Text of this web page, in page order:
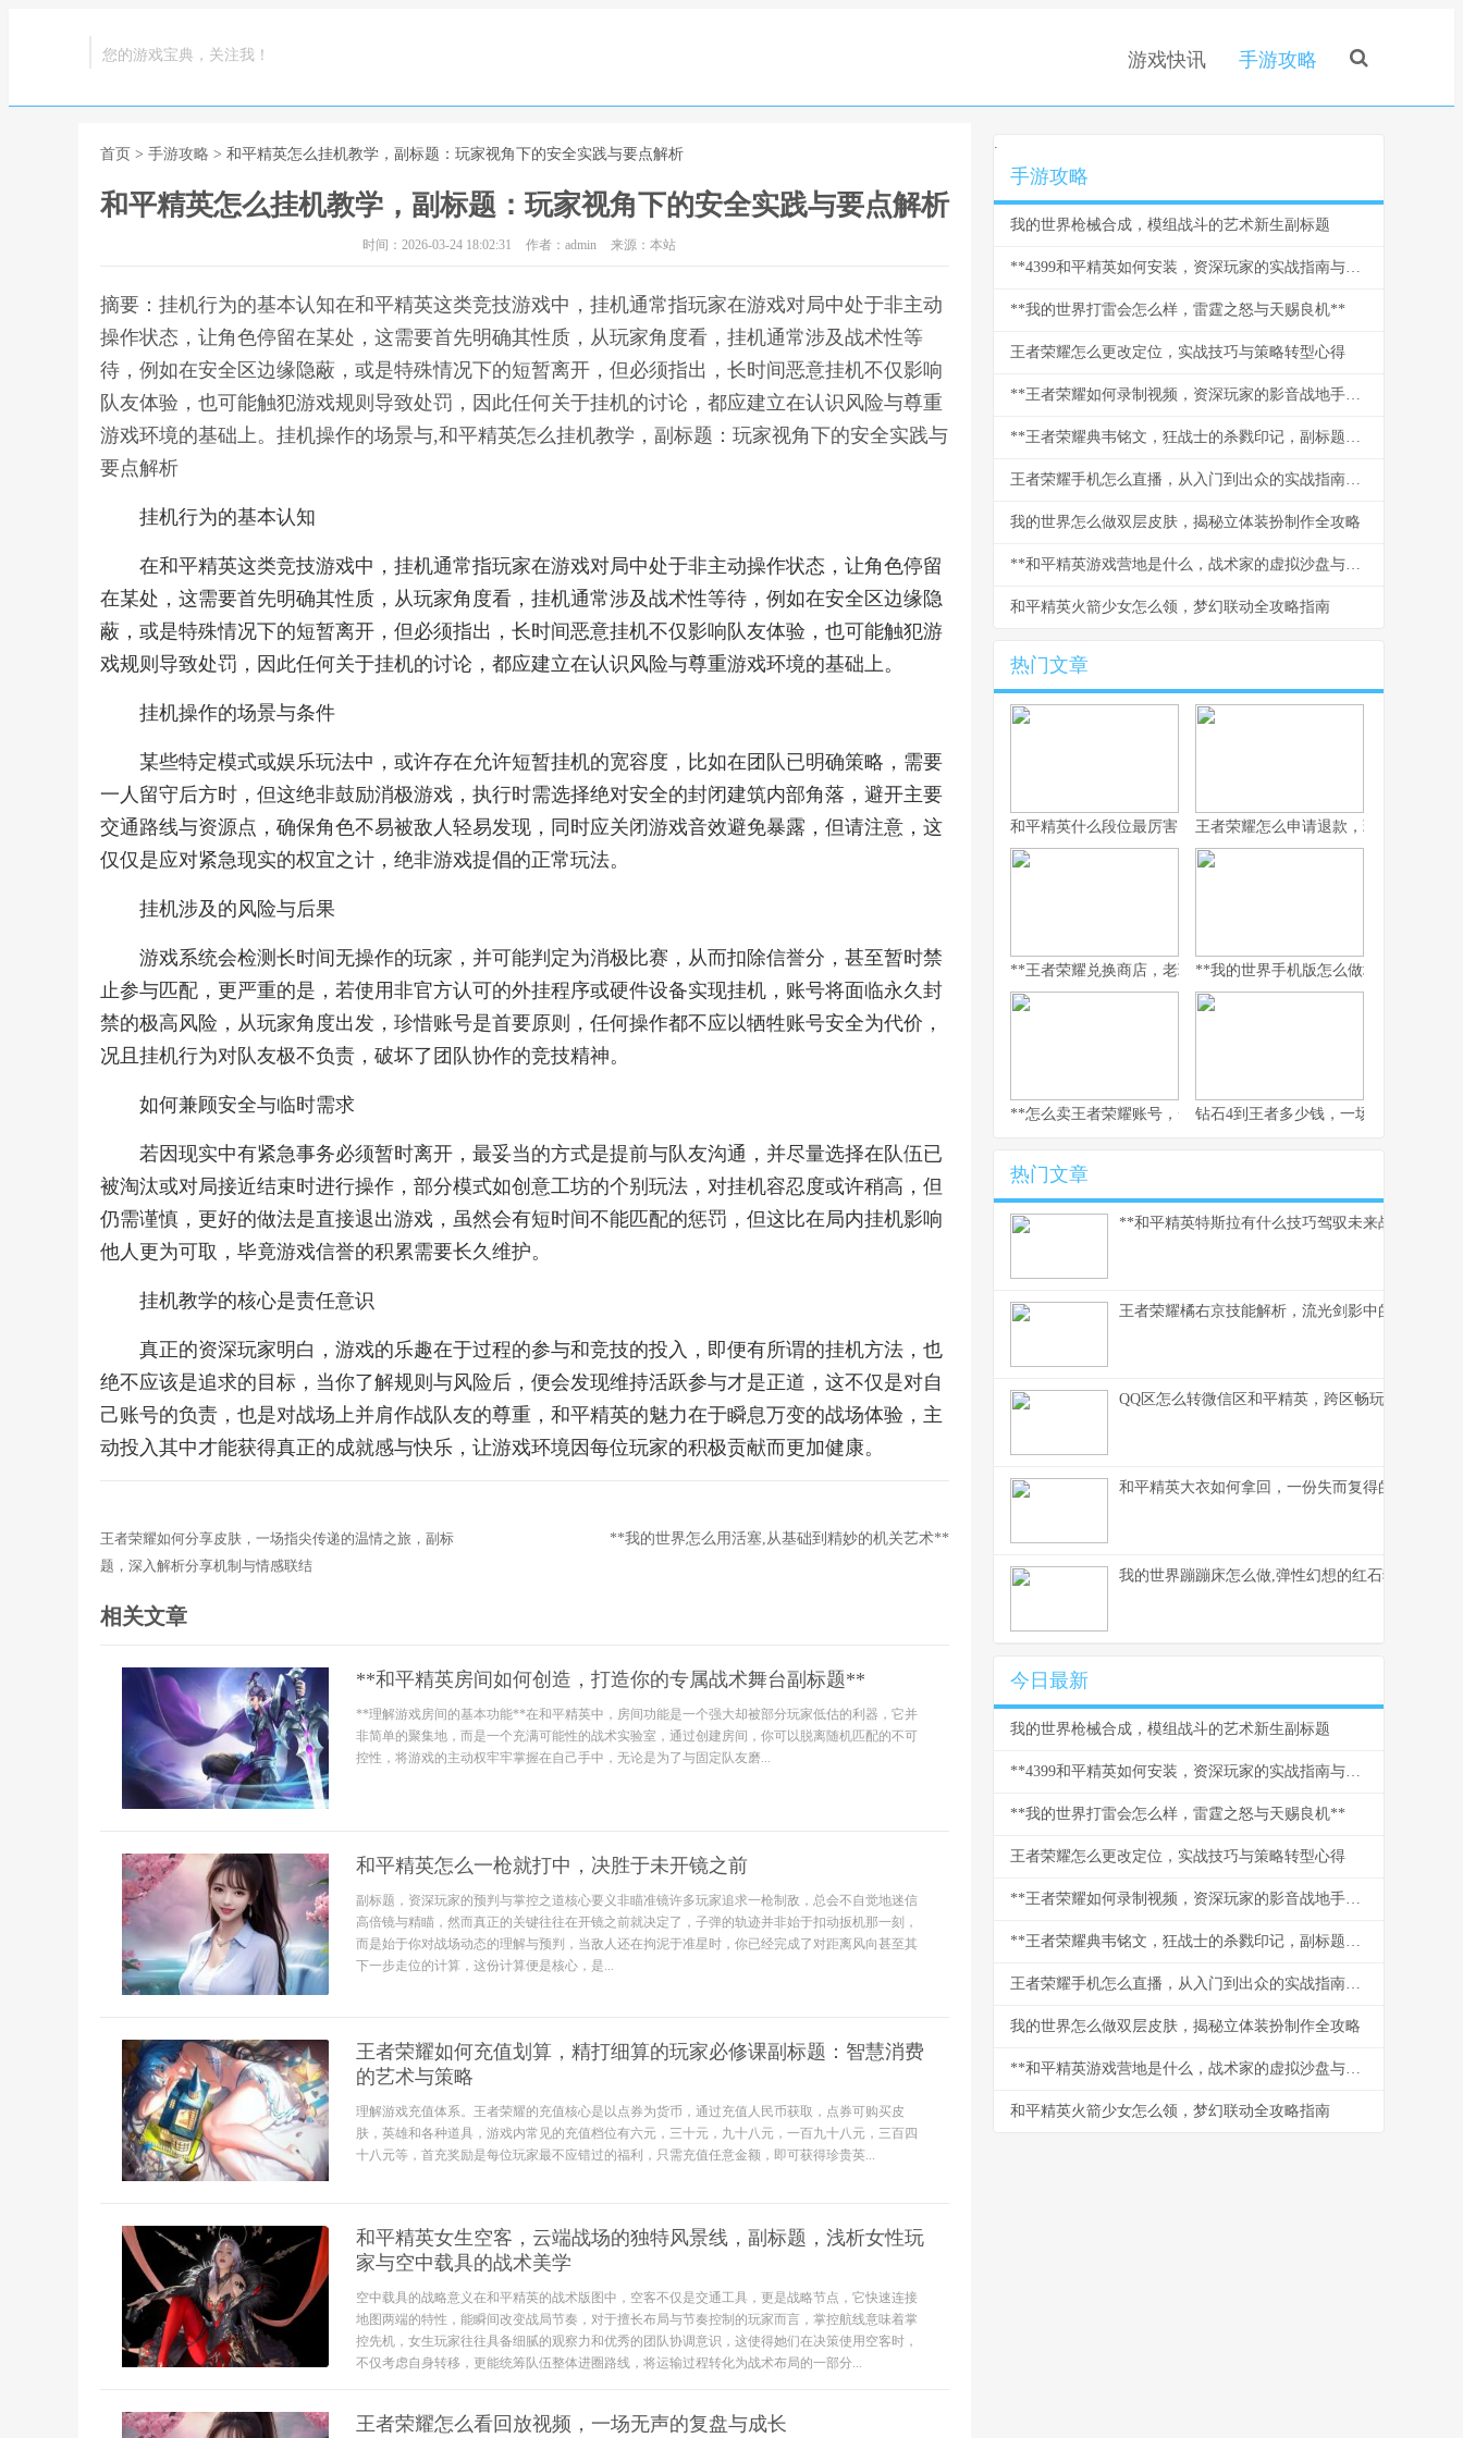
您的游戏宝典，关注我！ 游戏快讯 手游攻略
首页 > 手游攻略 > 和平精英怎么挂机教学，副标题：玩家视角下的安全实践与要点解析
和平精英怎么挂机教学，副标题：玩家视角下的安全实践与要点解析
时间：2026-03-24 18:02:31 作者：admin 来源：本站
摘要：挂机行为的基本认知在和平精英这类竞技游戏中，挂机通常指玩家在游戏对局中处于非主动
操作状态，让角色停留在某处，这需要首先明确其性质，从玩家角度看，挂机通常涉及战术性等
待，例如在安全区边缘隐蔽，或是特殊情况下的短暂离开，但必须指出，长时间恶意挂机不仅影响
队友体验，也可能触犯游戏规则导致处罚，因此任何关于挂机的讨论，都应建立在认识风险与尊重
游戏环境的基础上。挂机操作的场景与,和平精英怎么挂机教学，副标题：玩家视角下的安全实践与
要点解析
挂机行为的基本认知
在和平精英这类竞技游戏中，挂机通常指玩家在游戏对局中处于非主动操作状态，让角色停留
在某处，这需要首先明确其性质，从玩家角度看，挂机通常涉及战术性等待，例如在安全区边缘隐
蔽，或是特殊情况下的短暂离开，但必须指出，长时间恶意挂机不仅影响队友体验，也可能触犯游
戏规则导致处罚，因此任何关于挂机的讨论，都应建立在认识风险与尊重游戏环境的基础上。
挂机操作的场景与条件
某些特定模式或娱乐玩法中，或许存在允许短暂挂机的宽容度，比如在团队已明确策略，需要
一人留守后方时，但这绝非鼓励消极游戏，执行时需选择绝对安全的封闭建筑内部角落，避开主要
交通路线与资源点，确保角色不易被敌人轻易发现，同时应关闭游戏音效避免暴露，但请注意，这
仅仅是应对紧急现实的权宜之计，绝非游戏提倡的正常玩法。
挂机涉及的风险与后果
游戏系统会检测长时间无操作的玩家，并可能判定为消极比赛，从而扣除信誉分，甚至暂时禁
止参与匹配，更严重的是，若使用非官方认可的外挂程序或硬件设备实现挂机，账号将面临永久封
禁的极高风险，从玩家角度出发，珍惜账号是首要原则，任何操作都不应以牺牲账号安全为代价，
况且挂机行为对队友极不负责，破坏了团队协作的竞技精神。
如何兼顾安全与临时需求
若因现实中有紧急事务必须暂时离开，最妥当的方式是提前与队友沟通，并尽量选择在队伍已
被淘汰或对局接近结束时进行操作，部分模式如创意工坊的个别玩法，对挂机容忍度或许稍高，但
仍需谨慎，更好的做法是直接退出游戏，虽然会有短时间不能匹配的惩罚，但这比在局内挂机影响
他人更为可取，毕竟游戏信誉的积累需要长久维护。
挂机教学的核心是责任意识
真正的资深玩家明白，游戏的乐趣在于过程的参与和竞技的投入，即便有所谓的挂机方法，也
绝不应该是追求的目标，当你了解规则与风险后，便会发现维持活跃参与才是正道，这不仅是对自
己账号的负责，也是对战场上并肩作战队友的尊重，和平精英的魅力在于瞬息万变的战场体验，主
动投入其中才能获得真正的成就感与快乐，让游戏环境因每位玩家的积极贡献而更加健康。
王者荣耀如何分享皮肤，一场指尖传递的温情之旅，副标
题，深入解析分享机制与情感联结
**我的世界怎么用活塞,从基础到精妙的机关艺术**
相关文章
**和平精英房间如何创造，打造你的专属战术舞台副标题**
**理解游戏房间的基本功能**在和平精英中，房间功能是一个强大却被部分玩家低估的利器，它并
非简单的聚集地，而是一个充满可能性的战术实验室，通过创建房间，你可以脱离随机匹配的不可
控性，将游戏的主动权牢牢掌握在自己手中，无论是为了与固定队友磨...
和平精英怎么一枪就打中，决胜于未开镜之前
副标题，资深玩家的预判与掌控之道核心要义非瞄准镜许多玩家追求一枪制敌，总会不自觉地迷信
高倍镜与精瞄，然而真正的关键往往在开镜之前就决定了，子弹的轨迹并非始于扣动扳机那一刻，
而是始于你对战场动态的理解与预判，当敌人还在拘泥于准星时，你已经完成了对距离风向甚至其
下一步走位的计算，这份计算便是核心，是...
王者荣耀如何充值划算，精打细算的玩家必修课副标题：智慧消费
的艺术与策略
理解游戏充值体系。王者荣耀的充值核心是以点券为货币，通过充值人民币获取，点券可购买皮
肤，英雄和各种道具，游戏内常见的充值档位有六元，三十元，九十八元，一百九十八元，三百四
十八元等，首充奖励是每位玩家最不应错过的福利，只需充值任意金额，即可获得珍贵英...
和平精英女生空客，云端战场的独特风景线，副标题，浅析女性玩
家与空中载具的战术美学
空中载具的战略意义在和平精英的战术版图中，空客不仅是交通工具，更是战略节点，它快速连接
地图两端的特性，能瞬间改变战局节奏，对于擅长布局与节奏控制的玩家而言，掌控航线意味着掌
控先机，女生玩家往往具备细腻的观察力和优秀的团队协调意识，这使得她们在决策使用空客时，
不仅考虑自身转移，更能统筹队伍整体进圈路线，将运输过程转化为战术布局的一部分...
王者荣耀怎么看回放视频，一场无声的复盘与成长
.
手游攻略
我的世界枪械合成，模组战斗的艺术新生副标题
**4399和平精英如何安装，资深玩家的实战指南与心得副标题**
**我的世界打雷会怎么样，雷霆之怒与天赐良机**
王者荣耀怎么更改定位，实战技巧与策略转型心得
**王者荣耀如何录制视频，资深玩家的影音战地手册**
**王者荣耀典韦铭文，狂战士的杀戮印记，副标题野蛮力量的终极承载**
王者荣耀手机怎么直播，从入门到出众的实战指南，副标题，资深玩家带你玩转移动端直播
我的世界怎么做双层皮肤，揭秘立体装扮制作全攻略
**和平精英游戏营地是什么，战术家的虚拟沙盘与社交枢纽**
和平精英火箭少女怎么领，梦幻联动全攻略指南
热门文章
和平精英什么段位最厉害，探寻段位背后的实力真相，副标题，巅
王者荣耀怎么申请退款，玩家权益守
**王者荣耀兑换商店，老玩家的策略与情怀之地，副标题，积攒与
**我的世界手机版怎么做地狱门，手机
**怎么卖王者荣耀账号，一个资深玩家的实操指南，副标题，安全
钻石4到王者多少钱，一场排位代练的
热门文章
**和平精英特斯拉有什么技巧驾驭未来战场的磁暴
王者荣耀橘右京技能解析，流光剑影中的刺客艺
QQ区怎么转微信区和平精英，跨区畅玩全指南，
和平精英大衣如何拿回，一份失而复得的实战指南
我的世界蹦蹦床怎么做,弹性幻想的红石狂欢副标题
今日最新
我的世界枪械合成，模组战斗的艺术新生副标题
**4399和平精英如何安装，资深玩家的实战指南与心得副标题**
**我的世界打雷会怎么样，雷霆之怒与天赐良机**
王者荣耀怎么更改定位，实战技巧与策略转型心得
**王者荣耀如何录制视频，资深玩家的影音战地手册**
**王者荣耀典韦铭文，狂战士的杀戮印记，副标题野蛮力量的终极承载**
王者荣耀手机怎么直播，从入门到出众的实战指南，副标题，资深玩家带你玩转移动端直播
我的世界怎么做双层皮肤，揭秘立体装扮制作全攻略
**和平精英游戏营地是什么，战术家的虚拟沙盘与社交枢纽**
和平精英火箭少女怎么领，梦幻联动全攻略指南